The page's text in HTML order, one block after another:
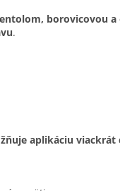
borovicovou
.
aplikáciu viackrát